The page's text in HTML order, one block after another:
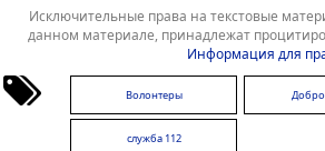
Исключительные права на текстовые
данном материале, принадлежат
Информация для
Волонтеры
служба 112